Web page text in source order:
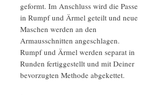
geformt. Im Anschluss wird die Passe
in Rumpf und Ärmel geteilt und neue
Maschen werden an den
Armausschnitten angeschlagen.
Rumpf und Ärmel werden separat in
Runden fertiggestellt und mit Deiner
bevorzugten Methode abgekettet.